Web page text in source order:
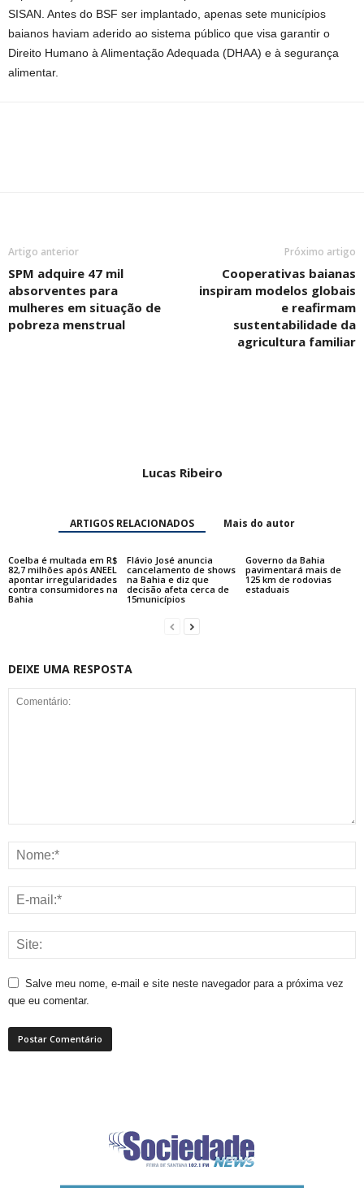
SISAN. Antes do BSF ser implantado, apenas sete municípios
baianos haviam aderido ao sistema público que visa garantir o
Direito Humano à Alimentação Adequada (DHAA) e à segurança
alimentar.
Artigo anterior
SPM adquire 47 mil
absorventes para
mulheres em situação de
pobreza menstrual
Próximo artigo
Cooperativas baianas
inspiram modelos globais
e reafirmam
sustentabilidade da
agricultura familiar
Lucas Ribeiro
ARTIGOS RELACIONADOS Mais do autor
Coelba é multada em R$
82,7 milhões após ANEEL
apontar irregularidades
contra consumidores na
Bahia
Flávio José anuncia
cancelamento de shows
na Bahia e diz que
decisão afeta cerca de
15municípios
Governo da Bahia
pavimentará mais de
125 km de rodovias
estaduais
DEIXE UMA RESPOSTA
Salve meu nome, e-mail e site neste navegador para a próxima vez
que eu comentar.